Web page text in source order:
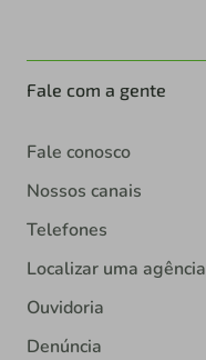
Fale com a gente
Fale conosco
Nossos canais
Telefones
Localizar uma agência
Ouvidoria
Denúncia